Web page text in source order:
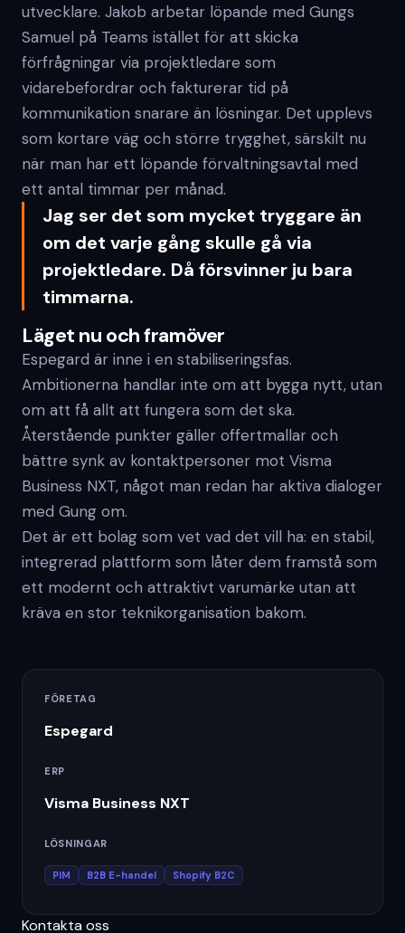
utvecklare. Jakob arbetar löpande med Gungs
Samuel på Teams istället för att skicka
förfrågningar via projektledare som
vidarebefordrar och fakturerar tid på
kommunikation snarare än lösningar. Det upplevs
som kortare väg och större trygghet, särskilt nu
när man har ett löpande förvaltningsavtal med
ett antal timmar per månad.
Jag ser det som mycket tryggare än
om det varje gång skulle gå via
projektledare. Då försvinner ju bara
timmarna.
Läget nu och framöver
Espegard är inne i en stabiliseringsfas.
Ambitionerna handlar inte om att bygga nytt, utan
om att få allt att fungera som det ska.
Återstående punkter gäller offertmallar och
bättre synk av kontaktpersoner mot Visma
Business NXT, något man redan har aktiva dialoger
med Gung om.
Det är ett bolag som vet vad det vill ha: en stabil,
integrerad plattform som låter dem framstå som
ett modernt och attraktivt varumärke utan att
kräva en stor teknikorganisation bakom.
FÖRETAG
Espegard
ERP
Visma Business NXT
LÖSNINGAR
PIM B2B E-handel Shopify B2C
Kontakta oss